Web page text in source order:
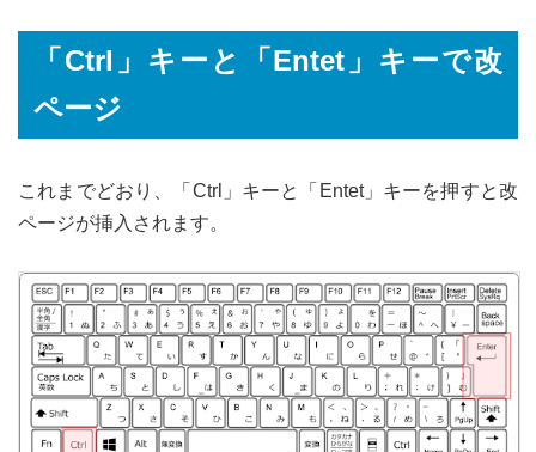
「Ctrl」キーと「Entet」キーで改
ページ
これまでどおり、「Ctrl」キーと「Entet」キーを押すと改
ページが挿入されます。